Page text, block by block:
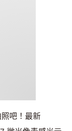
吧！最新